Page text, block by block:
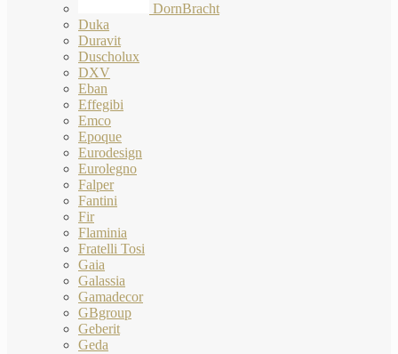
DornBracht
Duka
Duravit
Duscholux
DXV
Eban
Effegibi
Emco
Epoque
Eurodesign
Eurolegno
Falper
Fantini
Fir
Flaminia
Fratelli Tosi
Gaia
Galassia
Gamadecor
GBgroup
Geberit
Geda